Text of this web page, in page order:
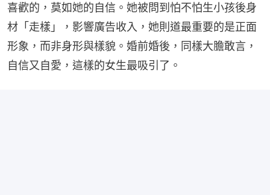
喜歡的，莫如她的自信。她被問到怕不怕生小孩後身
材「走樣」，影響廣告收入，她則道最重要的是正面
形象，而非身形與樣貌。婚前婚後，同樣大膽敢言，
自信又自愛，這樣的女生最吸引了。